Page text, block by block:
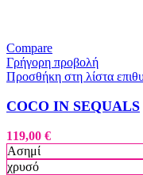
Compare
Γρήγορη προβολή
Προσθήκη στη λίστα
COCO IN SEQUALS
119,00 €
Ασημί
χρυσό